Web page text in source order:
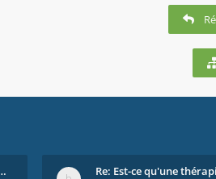
tout le temps ...